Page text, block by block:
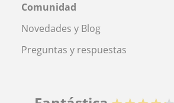
Comunidad
Novedades y Blog
Preguntas y respuestas